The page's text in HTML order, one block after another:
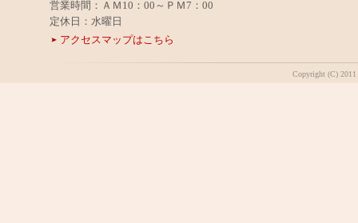
営業時間：ＡＭ10：00～ＰＭ7：00
定休日：水曜日
アクセスマップはこちら
Copyright (C) 2011